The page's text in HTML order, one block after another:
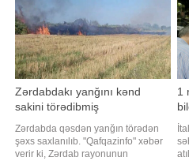
Zərdabdakı yanğını kənd
sakini törədibmiş
Zərdabda qəsdən yanğın törədən
şəxs saxlanılıb. "Qafqazinfo" xəbər
verir ki, Zərdab rayonunun
1